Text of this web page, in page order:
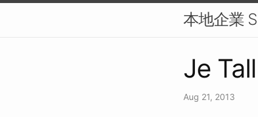
本地企業
Je
Aug 21, 2013